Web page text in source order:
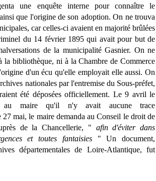
une enquête interne pour connaître le
que l'origine de son adoption. On ne trouva
car celles-ci avaient en majorité brûlées
du 14 février 1895 qui avait pour but de
de la municipalité Gasnier. On ne
la bibliothèque, ni à la Chambre de Commerce
d'un écu qu'elle employait elle aussi. On
nationales par l'entremise du Sous-préfet,
été déposées officiellement. Le 9 avril le
au maire qu'il n'y avait aucune trace
27 mai, le maire demanda au Conseil le droit de
de la Chancellerie, " afin d'éviter dans
et toutes fantaisies" Un document,
départementales de Loire-Atlantique, fut